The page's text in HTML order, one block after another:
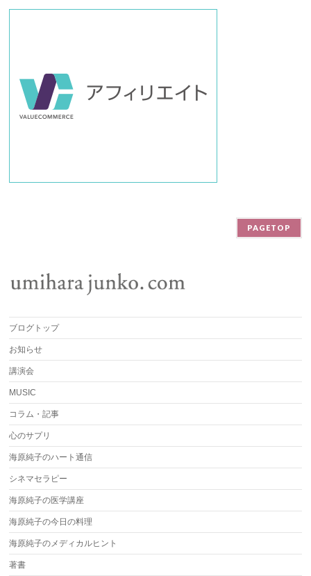
PAGETOP
ブログトップ
お知らせ
講演会
MUSIC
コラム・記事
心のサプリ
海原純子のハート通信
シネマセラピー
海原純子の医学講座
海原純子の今日の料理
海原純子のメディカルヒント
著書